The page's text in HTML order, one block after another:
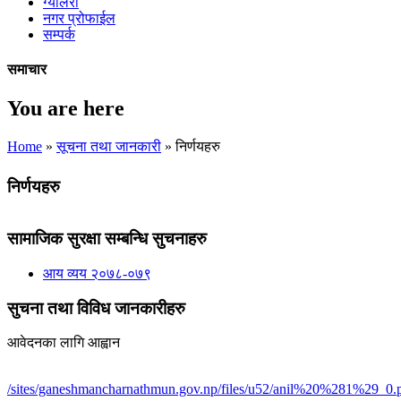
नगर प्रोफाईल
सम्पर्क
समाचार
You are here
Home »सूचना तथा जानकारी » निर्णयहरु
निर्णयहरु
सामाजिक सुरक्षा सम्बन्धि सुचनाहरु
आय व्यय २०७८-०७९
सुचना तथा विविध जानकारीहरु
आवेदनका लागि आह्वान
/sites/ganeshmancharnathmun.gov.np/files/u52/